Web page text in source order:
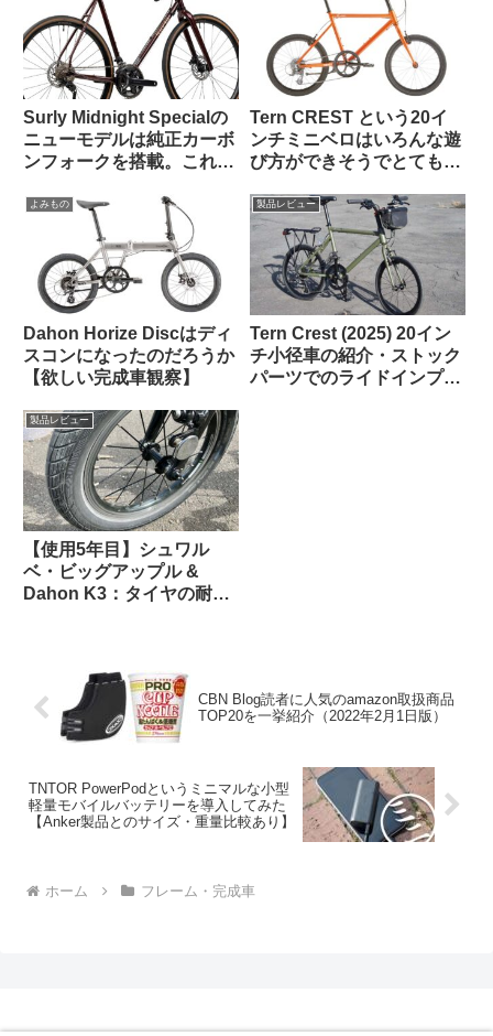
Brompnot 最終戦争へ】
Surly Midnight Specialの
ニューモデルは純正カーボ
ンフォークを搭載。これで
Tern CREST という20イ
ンチミニベロはいろんな遊
び方ができそうでとても気
察】
よみもの
Dahon Horize Discはディ
スコンになったのだろうか
【欲しい完成車観察】
製品レビュー
Tern Crest (2025) 20イン
チ小径車の紹介・ストック
パーツでのライドインプレ
製品レビュー
【使用5年目】シュワル
ベ・ビッグアップル &
Dahon K3：タイヤの耐久
CBN Blog読者に人気のamazon取扱商品
TOP20を一挙紹介（2022年2月1日版）
TNTOR PowerPodというミニマルな小型
軽量モバイルバッテリーを導入してみた
【Anker製品とのサイズ・重量比較あり】
ホーム フレーム・完成車